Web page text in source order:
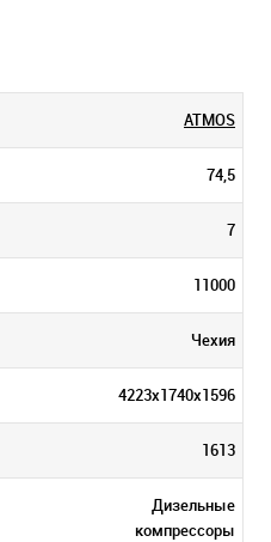
ATMOS
74,5
7
11000
Чехия
4223x1740x1596
1613
Дизельные
компрессоры